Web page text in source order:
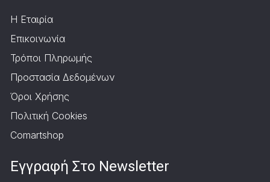
Η Εταιρία
Επικοινωνία
Τρόποι Πληρωμής
Προστασία Δεδομένων
Όροι Χρήσης
Πολιτική Cookies
Comartshop
Εγγραφή Στο Newsletter